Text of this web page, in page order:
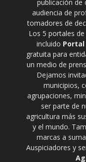
publicación de
audiencia de
tomadores de
Los 5 portales
incluido Portal
gratuita para
un medio de
Dejamos
municipios,
agrupaciones,
ser parte de
agricultura más
y el mundo.
marcas a
Auspiciadores y